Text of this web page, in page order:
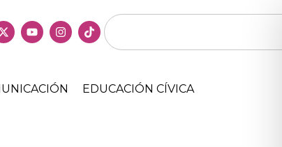
EDUCACIÓN CÍVICA